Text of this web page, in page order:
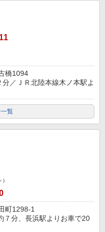
橋1094
／ＪＲ北陸本線木ノ本駅よ
覧
町1298-1
７分、長浜駅よりお車で20